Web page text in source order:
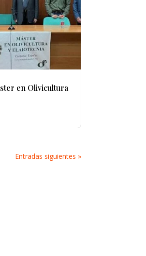
en Olivicultura
Entradas siguientes »